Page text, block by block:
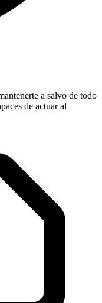
a salvo de todo
de actuar al